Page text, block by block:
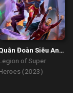
Đoàn Siêu Anh
of Super
(2023)